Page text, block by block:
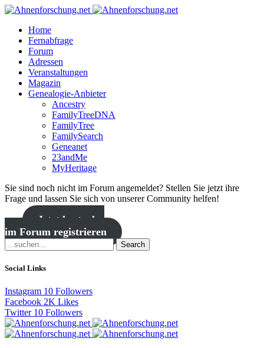
Home
Fernabfrage
Forum
Adressen
Veranstaltungen
Magazin
Genealogie-Anbieter
Ancestry
FamilyTreeDNA
FamilyTree
FamilySearch
Geneanet
23andMe
MyHeritage
Sie sind noch nicht im Forum angemeldet? Stellen Sie jetzt ihre
Frage und lassen Sie sich von unserer Community helfen!
Jetzt kostenlos
im Forum registrieren
Search
Social Links
Instagram 10 Followers
Facebook 2K Likes
Twitter 10 Followers